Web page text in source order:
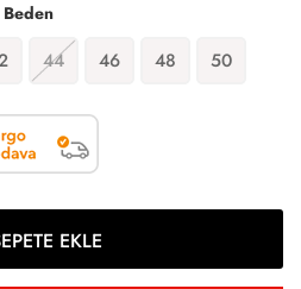
Beden
44 46 48 50
EKLE